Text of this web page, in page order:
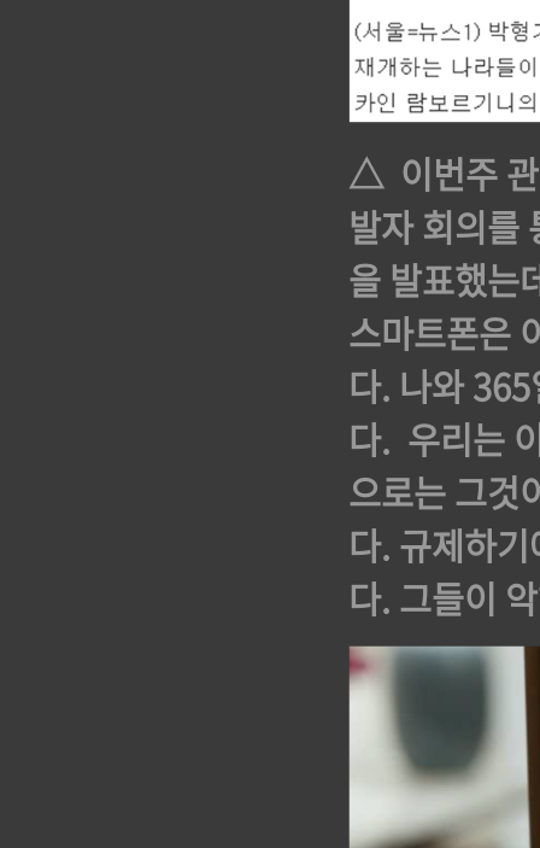
△ 이번주 관
발자 회의를
을 발표했는
스마트폰은
다. 나와
다. 우리는
으로는 그것
다. 규제하
다. 그들이